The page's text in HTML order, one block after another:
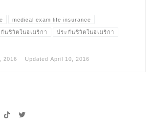
medical exam life insurance
นชีวิตในอเมริกา ประกันชีวิตในอเมริกา
2016 Updated April 10, 2016